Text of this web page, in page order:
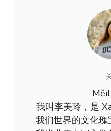
我叫李美玲，是
我们世界的文化瑰